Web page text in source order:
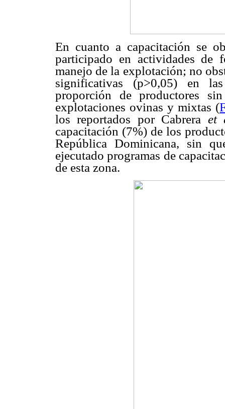
En cuanto a capacitación se
participado en actividades de
manejo de la explotación; no
significativas (p>0,05) en
proporción de productores
explotaciones ovinas y mixtas (
los reportados por Cabrera et
capacitación (7%) de los
República Dominicana, sin
ejecutado programas de
de esta zona.